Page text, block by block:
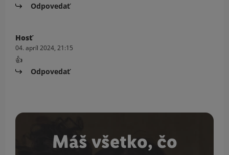
Odpovedať
Hosť
04. apríl 2024, 21:15
👍
Odpovedať
Máš všetko, čo